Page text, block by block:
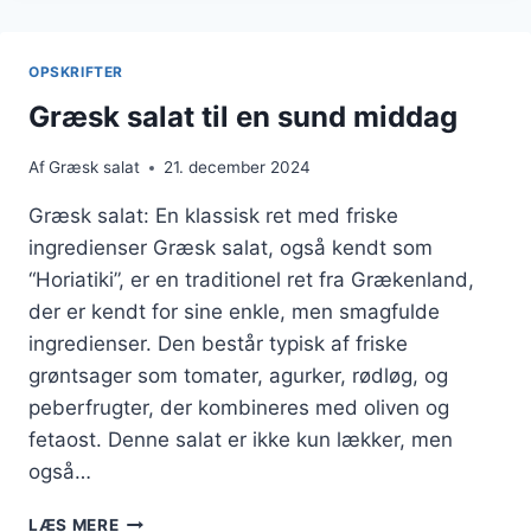
OPSKRIFTER
Græsk salat til en sund middag
AfGræsk salat 21. december 2024
Græsk salat: En klassisk ret med friske
ingredienser Græsk salat, også kendt som
“Horiatiki”, er en traditionel ret fra Grækenland,
der er kendt for sine enkle, men smagfulde
ingredienser. Den består typisk af friske
grøntsager som tomater, agurker, rødløg, og
peberfrugter, der kombineres med oliven og
fetaost. Denne salat er ikke kun lækker, men
også…
LÆS MEREGRÆSK